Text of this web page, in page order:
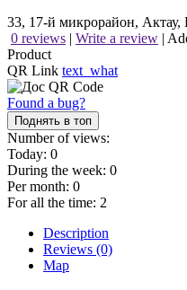
33, 17-й микрорайон, Актау,
0 reviews | Write a review |
Product
QR Link text_what
Found a bug?
Поднять в топ
Number of views:
Today: 0
During the week: 0
Per month: 0
For all the time: 2
Description
Reviews (0)
Map